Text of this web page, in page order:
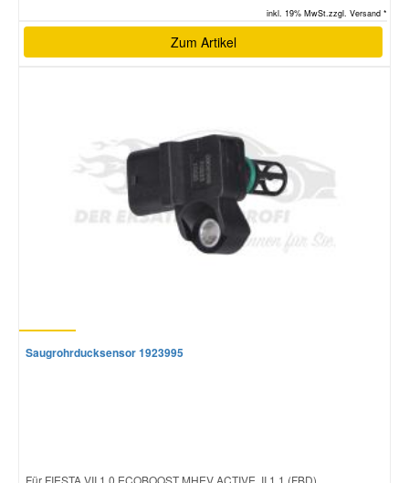
inkl. 19% MwSt.zzgl. Versand *
Zum Artikel
Saugrohrducksensor 1923995